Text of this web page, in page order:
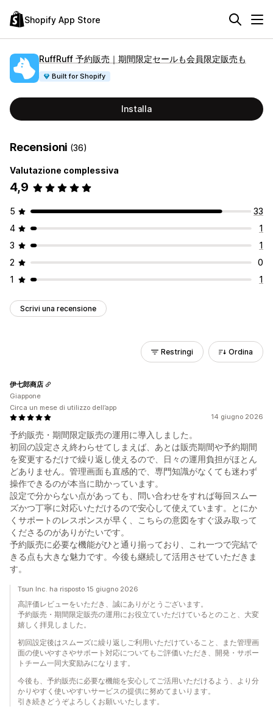
Shopify App Store
RuffRuff 予約販売｜期間限定セールも会員限定販売も
Built for Shopify
Installa
Recensioni (36)
Valutazione complessiva
4,9
5
33
4
1
3
1
2
0
1
1
Scrivi una recensione
Restringi Ordina
14 giugno 2026
予約販売・期間限定販売の運用に導入しました。
初回の設定さえ終わらせてしまえば、あとは販売期間や予約期間
を変更するだけで繰り返し使えるので、日々の運用負担がほとん
どありません。管理画面も直感的で、専門知識がなくても迷わず
操作できるのが本当に助かっています。
設定で分からない点があっても、問い合わせをすれば毎回スムー
ズかつ丁寧に対応いただけるので安心して使えています。とにか
くサポートのレスポンスが早く、こちらの意図をすぐ汲み取って
くださるのがありがたいです。
予約販売に必要な機能がひと通り揃っており、これ一つで完結で
きる点も大きな魅力です。今後も継続して活用させていただきま
す。
伊七郎商店
Giappone
Circa un mese di utilizzo dell’app
Tsun Inc. ha risposto 15 giugno 2026
高評価レビューをいただき、誠にありがとうございます。
予約販売・期間限定販売の運用にお役立ていただけているとのこと、大変
嬉しく拝見しました。
初回設定後はスムーズに繰り返しご利用いただけていること、また管理画
面の使いやすさやサポート対応についてもご評価いただき、開発・サポー
トチーム一同大変励みになります。
今後も、予約販売に必要な機能を安心してご活用いただけるよう、より分
かりやすく使いやすいサービスの提供に努めてまいります。
引き続きどうぞよろしくお願いいたします。